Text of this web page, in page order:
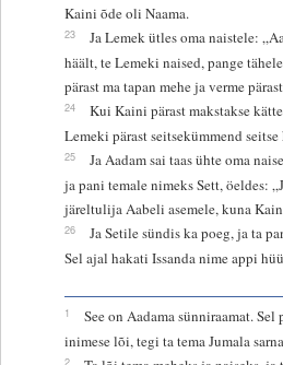
Kaini õde oli Naama.
23
Ja Lemek ütles oma naistele:
häält, te Lemeki naised, pange
pärast ma tapan mehe ja verme
24
Kui Kaini pärast makstakse
Lemeki pärast seitsekümmend seitse
25
Ja Aadam sai taas ühte oma
ja pani temale nimeks Sett, öeldes:
järeltulija Aabeli asemele, kuna
26
Ja Setile sündis ka poeg, ja ta
Sel ajal hakati Issanda nime appi
1
See on Aadama sünniraamat.
inimese lõi, tegi ta tema Jumala
2